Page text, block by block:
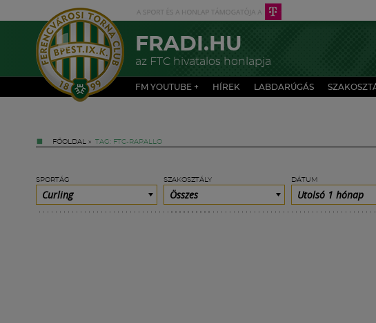
FRADI.HU
az FTC hivatalos honlapja
FM YOUTUBE + HÍREK LABDARÚGÁS
FŐOLDAL » TAG: FTC-RAPALLO
SPORTÁG
Curling
SZAKOSZTÁLY
Összes
DÁTUM
Utolsó 1 hónap